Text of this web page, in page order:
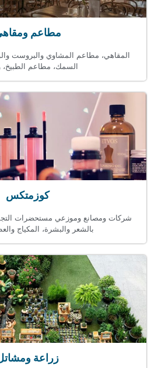
مطاعم
المقاهي، مطاعم المشاوي والبروست
السمك، مطاعم الطبيخ،
كوزمتكس
شركات ومصانع وموزعي مستحضرات
بالشعر والبشرة، المكياج
زراعة